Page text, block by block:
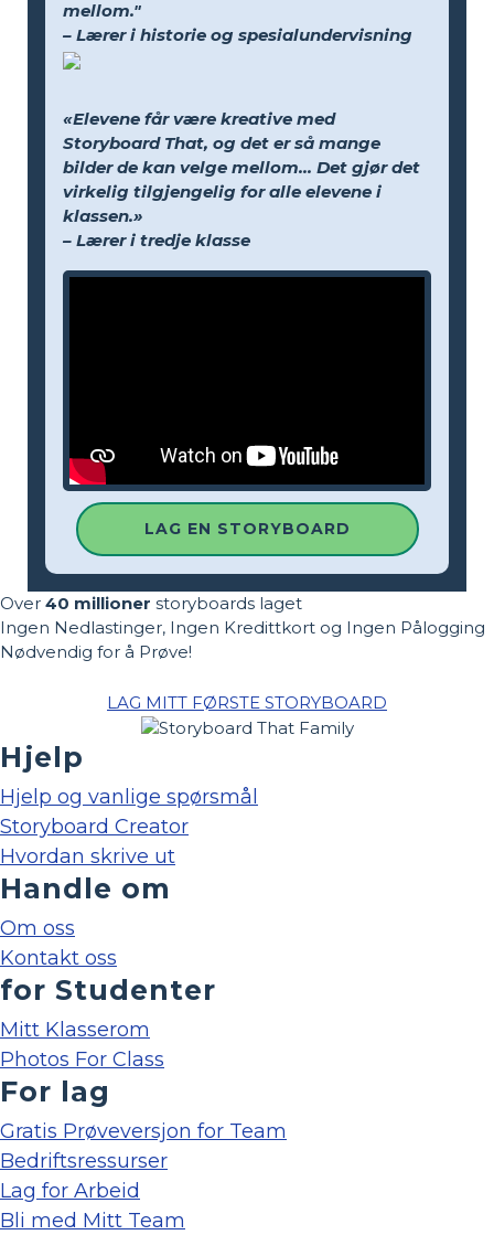
mellom."
– Lærer i historie og spesialundervisning
«Elevene får være kreative med
Storyboard That, og det er så mange
bilder de kan velge mellom... Det gjør det
virkelig tilgjengelig for alle elevene i
klassen.»
– Lærer i tredje klasse
LAG EN STORYBOARD
Over 40 millioner storyboards laget
Ingen Nedlastinger, Ingen Kredittkort og Ingen Pålogging
Nødvendig for å Prøve!
LAG MITT FØRSTE STORYBOARD
Hjelp
Hjelp og vanlige spørsmål
Storyboard Creator
Hvordan skrive ut
Handle om
Om oss
Kontakt oss
for Studenter
Mitt Klasserom
Photos For Class
For lag
Gratis Prøveversjon for Team
Bedriftsressurser
Lag for Arbeid
Bli med Mitt Team